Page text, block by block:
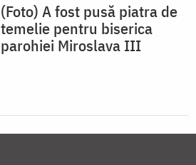
(Foto) A fost pusă piatra de
temelie pentru biserica
parohiei Miroslava III